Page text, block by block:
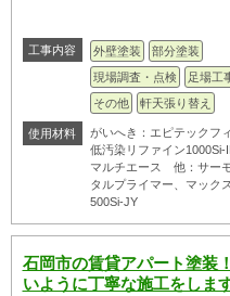
工事内容 外壁塗装
部分塗装
現場調査・点検
足場工
その他
軒天張り替え
使用材料
がいへき：エピテックフ
低汚染リファイン
マルチエース 他：サー
タルプライマー、マック
500Si-JY
石岡市の賃貸アパート塗装
いように丁寧な施工をしま